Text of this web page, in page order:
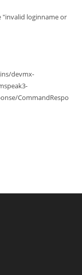
"invalid loginname or
devmx-
CommandRespo